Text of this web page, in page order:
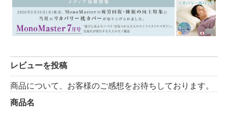
レビューを投稿
商品について、お客様のご感想をお待ちしております。
商品名